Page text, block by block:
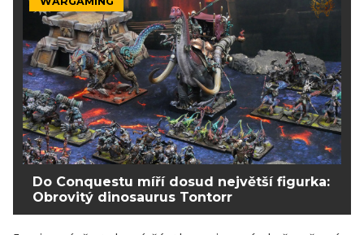
Do Conquestu míří dosud největší figurka:
Obrovitý dinosaurus Tontorr